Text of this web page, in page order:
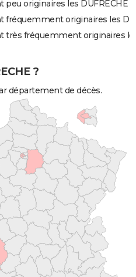
originaires les DUFRECHE
fréquemment originaires les
très fréquemment originaires
?
département de décès.